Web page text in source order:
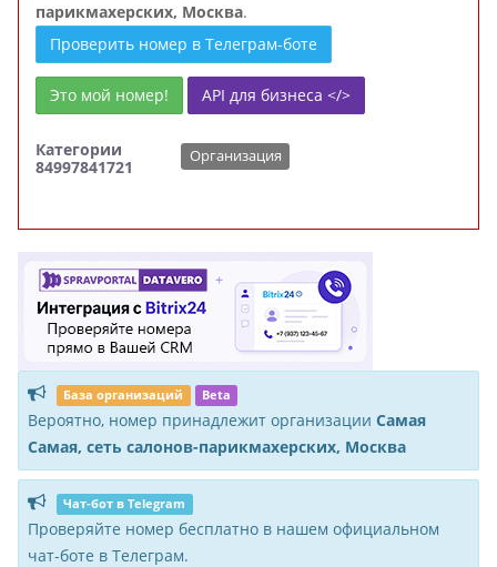
парикмахерских, Москва.
Проверить номер в Телеграм-боте
Это мой номер! API для бизнеса </>
Категории
84997841721
Организация
База организаций Beta
Вероятно, номер принадлежит организации Самая
Самая, сеть салонов-парикмахерских, Москва
Чат-бот в Telegram
Проверяйте номер бесплатно в нашем официальном
чат-боте в Телеграм.